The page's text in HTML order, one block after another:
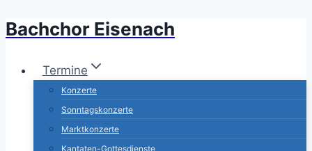
Zum
springen
Bachchor Eisenach
Termine
Konzerte
Sonntagskonzerte
Marktkonzerte
Kantaten-Gottesdienste